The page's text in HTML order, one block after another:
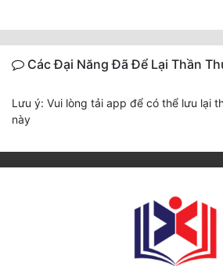
Các Đại Năng Đã Để Lại Thần
Lưu ý: Vui lòng tải app để có thể lưu lại
này